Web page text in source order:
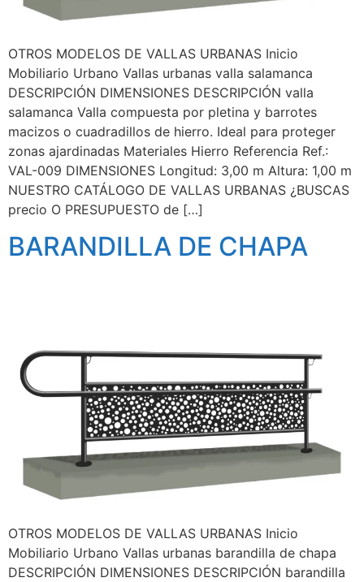
OTROS MODELOS DE VALLAS URBANAS Inicio
Mobiliario Urbano Vallas urbanas valla salamanca
DESCRIPCIÓN DIMENSIONES DESCRIPCIÓN valla
salamanca Valla compuesta por pletina y barrotes
macizos o cuadradillos de hierro. Ideal para proteger
zonas ajardinadas Materiales Hierro Referencia Ref.:
VAL-009 DIMENSIONES Longitud: 3,00 m Altura: 1,00 m
NUESTRO CATÁLOGO DE VALLAS URBANAS ¿BUSCAS
precio O PRESUPUESTO de […]
BARANDILLA DE CHAPA
OTROS MODELOS DE VALLAS URBANAS Inicio
Mobiliario Urbano Vallas urbanas barandilla de chapa
DESCRIPCIÓN DIMENSIONES DESCRIPCIÓN barandilla